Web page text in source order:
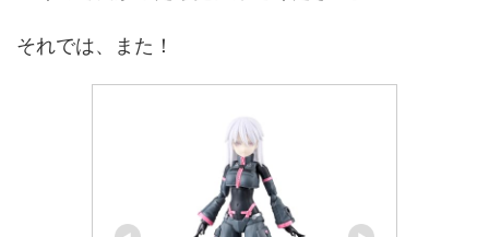
それでは、また！